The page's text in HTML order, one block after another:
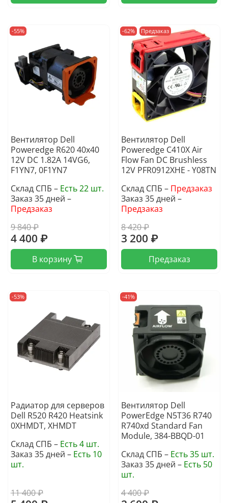
-55%
Вентилятор Dell
Poweredge R620 40x40
12V DC 1.82A 14VG6,
F1YN7, 0F1YN7
Склад СПБ – Есть 22 шт.
Заказ 35 дней –
Предзаказ
9 840 ₽
4 400 ₽
В корзину
-62% Предзаказ
Вентилятор Dell
Poweredge C410X Air
Flow Fan DC Brushless
12V PFR0912XHE - Y08TN
Склад СПБ – Предзаказ
Заказ 35 дней –
Предзаказ
8 420 ₽
3 200 ₽
Предзаказ
-53%
Радиатор для серверов
Dell R520 R420 Heatsink
0XHMDT, XHMDT
Склад СПБ – Есть 4 шт.
Заказ 35 дней – Есть 10
шт.
11 400 ₽
-41%
Вентилятор Dell
PowerEdge N5T36 R740
R740xd Standard Fan
Module, 384-BBQD-01
Склад СПБ – Есть 35 шт.
Заказ 35 дней – Есть 50
шт.
4 400 ₽